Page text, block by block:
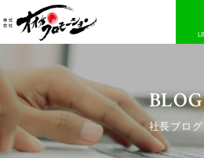
BLOG
社長ブログ